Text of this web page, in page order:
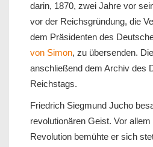
darin, 1870, zwei Jahre vor
vor der Reichsgründung, die
dem Präsidenten des
von Simon, zu übersenden.
anschließend dem Archiv des
Reichstags.
Friedrich Siegmund Jucho
revolutionären Geist. Vor
Revolution bemühte er sich